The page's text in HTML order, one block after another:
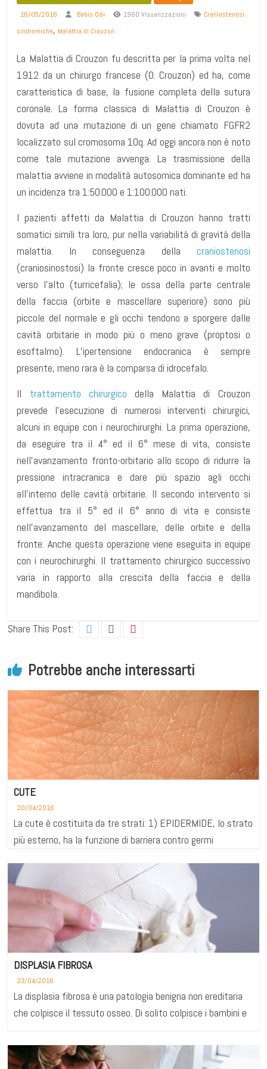
16/05/2016
Babis Odv 1960 Visualizzazioni
Craniostenosi
sindromiche, Malattia di Crouzon
La Malattia di Crouzon fu descritta per la prima volta nel
1912 da un chirurgo francese (O. Crouzon) ed ha, come
caratteristica di base, la fusione completa della sutura
coronale. La forma classica di Malattia di Crouzon è
dovuta ad una mutazione di un gene chiamato FGFR2
localizzato sul cromosoma 10q. Ad oggi ancora non è noto
come tale mutazione avvenga. La trasmissione della
malattia avviene in modalità autosomica dominante ed ha
un incidenza tra 1:50.000 e 1:100.000 nati.
I pazienti affetti da Malattia di Crouzon hanno tratti
somatici simili tra loro, pur nella variabilità di gravità della
malattia. In conseguenza della craniostenosi
(craniosinostosi) la fronte cresce poco in avanti e molto
verso l’alto (turricefalia); le ossa della parte centrale
della faccia (orbite e mascellare superiore) sono più
piccole del normale e gli occhi tendono a sporgere dalle
cavità orbitarie in modo più o meno grave (proptosi o
esoftalmo). L’ipertensione endocranica è sempre
presente, meno rara è la comparsa di idrocefalo.
Il trattamento chirurgico della Malattia di Crouzon
prevede l’esecuzione di numerosi interventi chirurgici,
alcuni in equipe con i neurochirurghi. La prima operazione,
da eseguire tra il 4° ed il 6° mese di vita, consiste
nell’avanzamento fronto-orbitario allo scopo di ridurre la
pressione intracranica e dare più spazio agli occhi
all’interno delle cavità orbitarie. Il secondo intervento si
effettua tra il 5° ed il 6° anno di vita e consiste
nell’avanzamento del mascellare, delle orbite e della
fronte. Anche questa operazione viene eseguita in equipe
con i neurochirurghi. Il trattamento chirurgico successivo
varia in rapporto alla crescita della faccia e della
mandibola.
Share This Post:
Potrebbe anche interessarti
CUTE
20/04/2016
La cute è costituita da tre strati: 1) EPIDERMIDE, lo strato
più esterno, ha la funzione di barriera contro germi
DISPLASIA FIBROSA
23/04/2016
La displasia fibrosa è una patologia benigna non ereditaria
che colpisce il tessuto osseo. Di solito colpisce i bambini e